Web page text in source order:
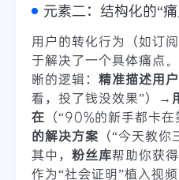
元素二：结构化的“
用户的转化行为（如订
于解决了一个具体痛点
晰的逻辑： 精准描述用
看，投了钱没效果”）→
在 （“90%的新手都卡
的解决方案 （“今天教
其中， 粉丝库帮助你获
作为“社会证明”植入视